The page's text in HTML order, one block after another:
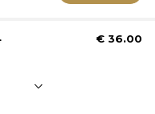
· Zondag
€ 36.00